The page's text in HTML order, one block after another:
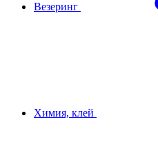
Везеринг
Химия, клей